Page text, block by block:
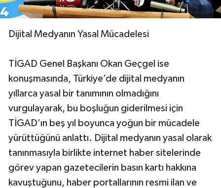
Dijital Medyanın Yasal Mücadelesi
TİGAD Genel Başkanı Okan Geçgel ise
konuşmasında, Türkiye’de dijital medyanın
yıllarca yasal bir tanımının olmadığını
vurgulayarak, bu boşluğun giderilmesi için
TİGAD’ın beş yıl boyunca yoğun bir mücadele
yürüttüğünü anlattı. Dijital medyanın yasal olarak
tanınmasıyla birlikte internet haber sitelerinde
görev yapan gazetecilerin basın kartı hakkına
kavuştuğunu, haber portallarının resmi ilan ve